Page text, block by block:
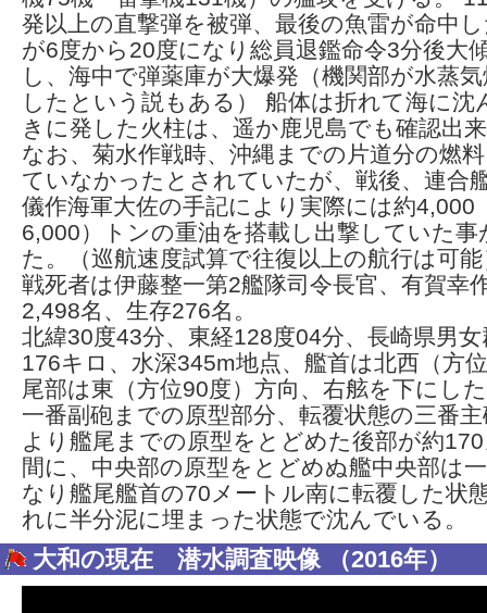
発以上の直撃弾を被弾、最後の魚雷が命中
が6度から20度になり総員退鑑命令3分後大
し、海中で弾薬庫が大爆発（機関部が水蒸
したという説もある） 船体は折れて海に沈
きに発した火柱は、遥か鹿児島でも確認出
なお、菊水作戦時、沖縄までの片道分の燃
ていなかったとされていたが、戦後、連合
儀作海軍大佐の手記により実際には約4,000
6,000）トンの重油を搭載し出撃していた事
た。（巡航速度試算で往復以上の航行は可能
戦死者は伊藤整一第2艦隊司令長官、有賀幸
2,498名、生存276名。
北緯30度43分、東経128度04分、長崎県男
176キロ、水深345m地点、艦首は北西（方
尾部は東（方位90度）方向、右舷を下にし
一番副砲までの原型部分、転覆状態の三番
より艦尾までの原型をとどめた後部が約
間に、中央部の原型をとどめぬ艦中央部は
なり艦尾艦首の70メートル南に転覆した状
れに半分泥に埋まった状態で沈んでいる。
大和の現在 潜水調査映像 （2016年）